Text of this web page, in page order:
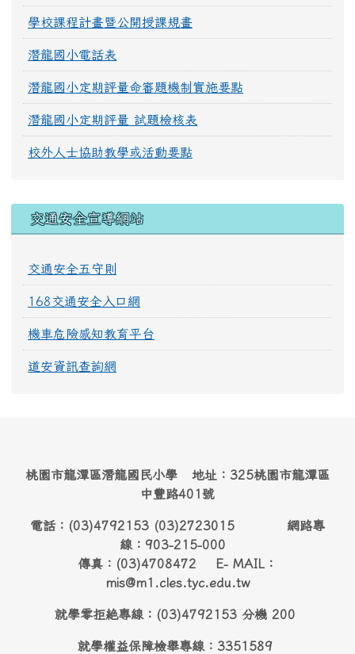
學校課程計畫暨公開授課規畫
潛龍國小電話表
潛龍國小定期評量命審題機制實施要點
潛龍國小定期評量 試題檢核表
校外人士協助教學或活動要點
交通安全宣導網站
交通安全五守則
168交通安全入口網
機車危險感知教育平台
道安資訊查詢網
桃園市龍潭區潛龍國民小學 地址：325桃園市龍潭區
中豐路401號
電話：(03)4792153 (03)2723015 網路專
線：903-215-000
傳真：(03)4708472 E- MAIL：
mis@m1.cles.tyc.edu.tw
就學零拒絶專線：(03)4792153 分機 200
就學權益保障檢舉專線：3351589